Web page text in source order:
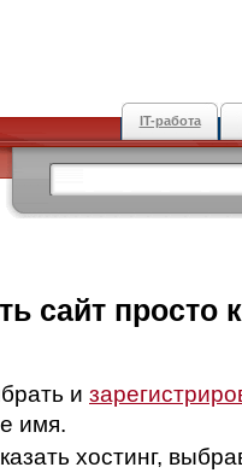
IT-работа
сайт просто
и
имя.
хостинг,